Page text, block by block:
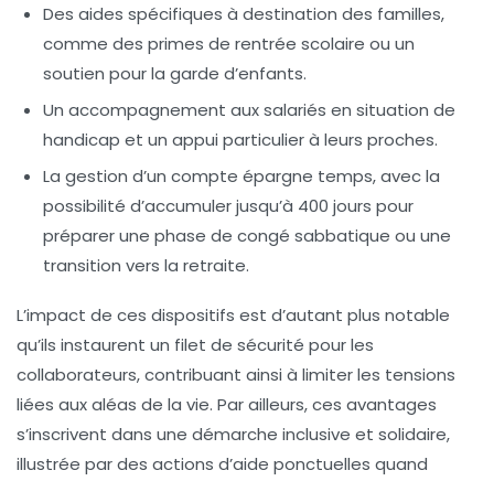
Des aides spécifiques à destination des familles,
comme des primes de rentrée scolaire ou un
soutien pour la garde d’enfants.
Un accompagnement aux salariés en situation de
handicap et un appui particulier à leurs proches.
La gestion d’un compte épargne temps, avec la
possibilité d’accumuler jusqu’à 400 jours pour
préparer une phase de congé sabbatique ou une
transition vers la retraite.
L’impact de ces dispositifs est d’autant plus notable
qu’ils instaurent un filet de sécurité pour les
collaborateurs, contribuant ainsi à limiter les tensions
liées aux aléas de la vie. Par ailleurs, ces avantages
s’inscrivent dans une démarche inclusive et solidaire,
illustrée par des actions d’aide ponctuelles quand